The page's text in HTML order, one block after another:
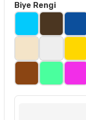
Biye Rengi